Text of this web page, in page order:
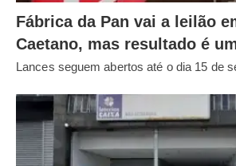
Fábrica da Pan vai a leilão
Caetano, mas resultado é
Lances seguem abertos até o dia 15 de